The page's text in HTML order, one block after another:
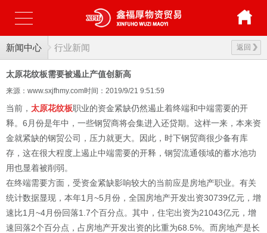
新闻中心 返回
行业新闻
太原花纹板需要被遏止产值创新高
来源：www.sxjfhmy.com时间：2019/9/21 9:51:59
当前， 太原花纹板职业的资金紧缺仍然遏止着终端和中端需要的开
释。6月份是年中，一些钢贸商将会集进入还贷期。这样一来，本来资
金就紧缺的钢贸公司，压力就更大。因此，时下钢贸商很少备有库
存，这在很大程度上遏止中端需要的开释，钢贸流通领域的蓄水池功
用也显着被削弱。
在终端需要方面，受资金紧缺影响较大的当前应是房地产职业。有关
统计数据显现，本年1月~5月份，全国房地产开发出资30739亿元，增
速比1月~4月份回落1.7个百分点。其中，住宅出资为21043亿元，增
速回落2个百分点，占房地产开发出资的比重为68.5%。而房地产是长